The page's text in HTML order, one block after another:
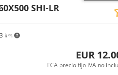
km
SHI-LR
EUR
FCA precio fijo IVA no